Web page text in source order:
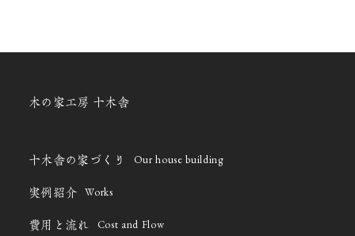
木の家工房 十木舎
十木舎の家づくり Our house building
実例紹介 Works
費用と流れ Cost and Flow